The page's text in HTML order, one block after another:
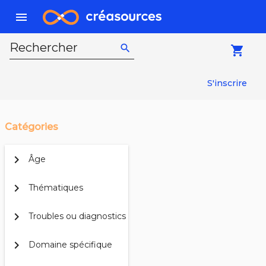
menu
Rechercher search local_grocery_store
S'inscrire
Catégories
chevron_right Âge
chevron_right Thématiques
chevron_right Troubles ou diagnostics
chevron_right Domaine spécifique